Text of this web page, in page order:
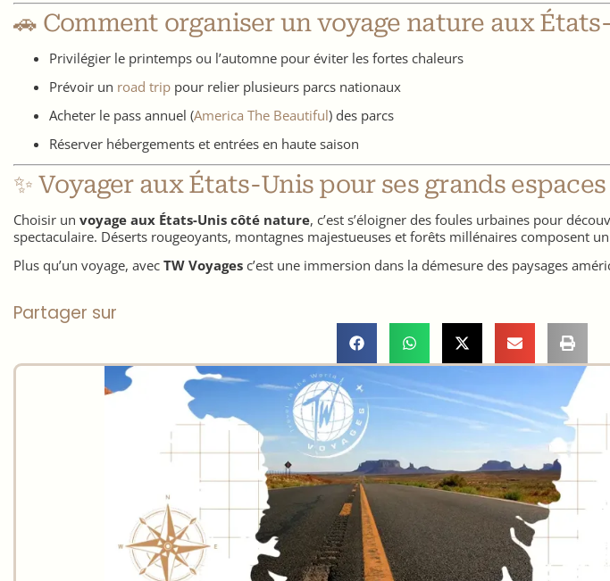
🚗 Comment organiser un voyage nature aux
Privilégier le printemps ou l’automne pour éviter les fortes chaleurs
Prévoir un road trip pour relier plusieurs parcs nationaux
Acheter le pass annuel (America The Beautiful) des parcs
Réserver hébergements et entrées en haute saison
✨ Voyager aux États-Unis pour ses grands espaces
Choisir un voyage aux États-Unis côté nature, c’est s’éloigner des foules urbaines pour
spectaculaire. Déserts rougeoyants, montagnes majestueuses et forêts millénaires composent
Plus qu’un voyage, avec TW Voyages c’est une immersion dans la démesure des paysages
Partager sur